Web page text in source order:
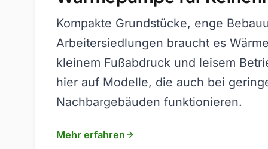
Kompakte Grundstücke, enge
Arbeitersiedlungen braucht es
kleinem Fußabdruck und leisem
hier auf Modelle, die auch bei
Nachbargebäuden funktionieren.
Mehr erfahren